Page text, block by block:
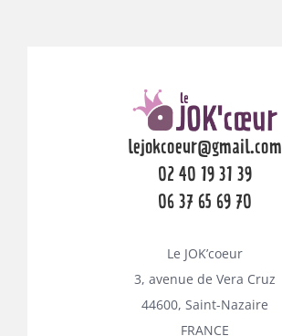
lejokcoeur@gmail.com
02 40 19 31 39
06 37 65 69 70
Le JOK’coeur
3, avenue de Vera Cruz
44600, Saint-Nazaire
FRANCE